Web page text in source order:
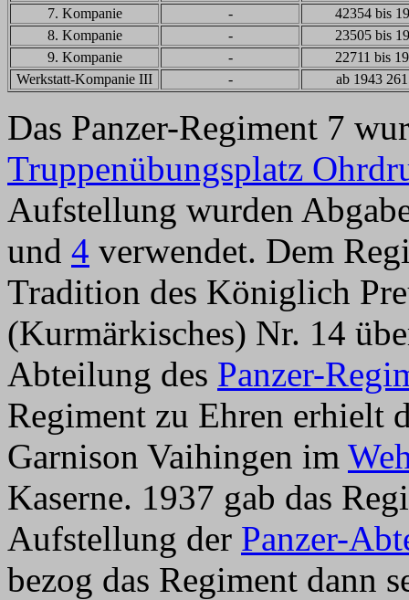
7. Kompanie
-
42354 bis
8. Kompanie
-
23505 bis
9. Kompanie
-
22711 bis
Werkstatt-Kompanie III
- ab 1943
Das Panzer-Regiment 7
Truppenübungsplatz
Aufstellung wurden
und 4 verwendet. Dem
Tradition des Königlich
(Kurmärkisches) Nr. 14
Abteilung des Panzer-
Regiment zu Ehren erhielt
Garnison Vaihingen im
Kaserne. 1937 gab das
Aufstellung der Panzer-
bezog das Regiment dann